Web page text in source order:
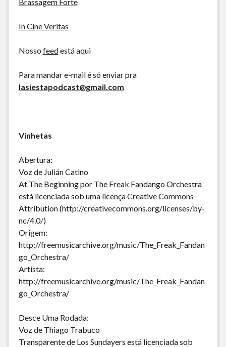
In Cine Veritas
Nosso feedestá aqui
Para mandar e-mail é só enviar pra
lasiestapodcast@gmail.com
Vinhetas
Abertura:
Voz de Julián Catino
At The Beginning por The Freak Fandango Orchestra
está licenciada sob uma licença Creative Commons
Attribution (http://creativecommons.org/licenses/by-
nc/4.0/)
Origem:
http://freemusicarchive.org/music/The_Freak_Fandan
go_Orchestra/
Artista:
http://freemusicarchive.org/music/The_Freak_Fandan
go_Orchestra/
Desce Uma Rodada:
Voz de Thiago Trabuco
Transparente de Los Sundayers está licenciada sob